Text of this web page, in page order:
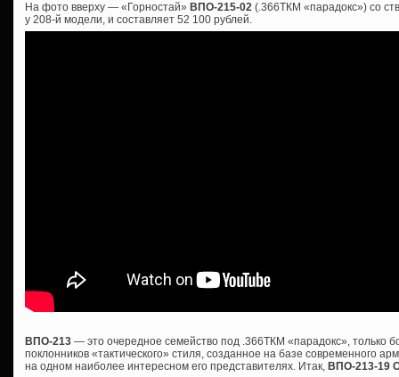
На фото вверху — «Горностай» ВПО-215-02 (.366ТКМ «парадокс») со
у 208-й модели, и составляет 52 100 рублей.
ВПО-213 — это очередное семейство под .366ТКМ «парадокс», только
поклонников «тактического» стиля, созданное на базе современного
на одном наиболее интересном его представителях. Итак, ВПО-213-19